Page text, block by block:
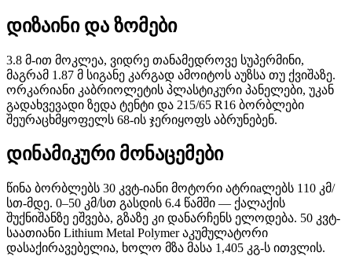
დიზაინი და ზომები
3.8 მ-ით მოკლეა, ვიდრე თანამედროვე სუპერმინი,
მაგრამ 1.87 მ სიგანე კარგად ამოიტოს აუზსა თუ ქვიშაზე.
ორკარიანი კაბრიოლეტის პლასტიკური პანელები, უკან
გადახვევადი ზედა ტენტი და 215/65 R16 ბორბლები
შეურაცხმყოფელს 68-ის ჯერიყოფს აბრუნებენ.
დინამიკური მონაცემები
წინა ბორბლებს 30 კვტ-იანი მოტორი ატრიaლებს 110 კმ/
სთ-მდე. 0–50 კმ/სთ გასდის 6.4 წამში — ქალაქის
შუქნიშანზე ეშვება, გზაზე კი დანარჩენს ელოდება. 50 კვტ-
საათიანი Lithium Metal Polymer აკუმულატორი
დასაქირავებელია, ხოლო მზა მასა 1,405 კგ-ს ითვლის.